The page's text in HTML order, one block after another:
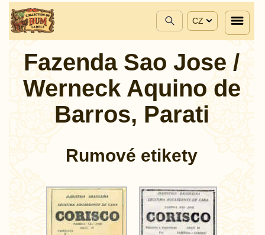
CZ
Fazenda Sao Jose /
Werneck Aquino de
Barros, Parati
Rumové etikety